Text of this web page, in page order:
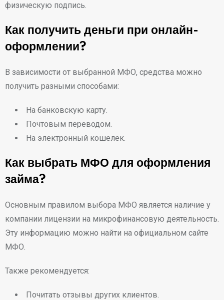
физическую подпись.
Как получить деньги при онлайн-
оформлении?
В зависимости от выбранной МФО, средства можно
получить разными способами:
На банковскую карту.
Почтовым переводом.
На электронный кошелек.
Как выбрать МФО для оформления
займа?
Основным правилом выбора МФО является наличие у
компании лицензии на микрофинансовую деятельность.
Эту информацию можно найти на официальном сайте
МФО.
Также рекомендуется:
Почитать отзывы других клиентов.